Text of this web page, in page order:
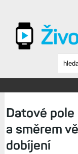
Datové pole
a směrem
dobíjení